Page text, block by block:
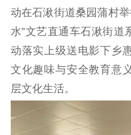
工
理
理论学习 宣
哲
社科强省
动在石湫街道桑园蒲村
水”文艺直通车石湫街道
动落实上级送电影下乡
文化趣味与安全教育意
层文化生活。